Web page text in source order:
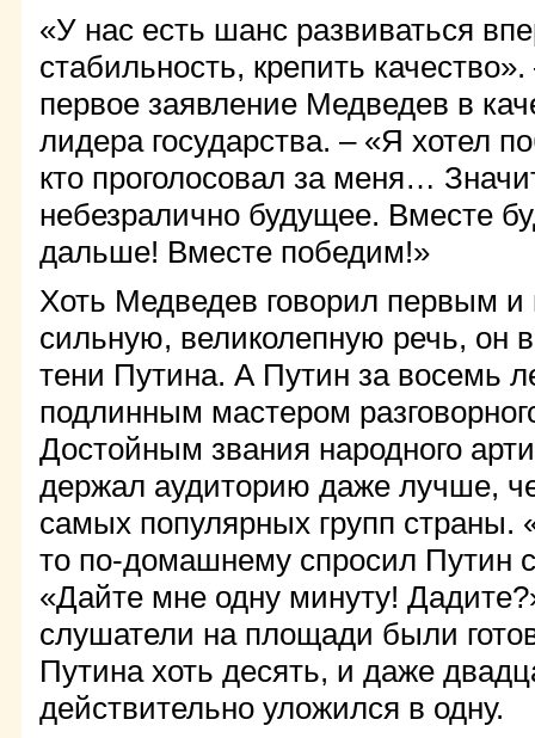
«У нас есть шанс развиваться
стабильность, крепить
первое заявление Медведев в
лидера государства. – «Я хотел
кто проголосовал за меня…
небезралично будущее. Вместе
дальше! Вместе победим!»
Хоть Медведев говорил первым и
сильную, великолепную речь, он
тени Путина. А Путин за восемь
подлинным мастером
Достойным звания народного
держал аудиторию даже лучше,
самых популярных групп страны.
то по-домашнему спросил Путин
«Дайте мне одну минуту!
слушатели на площади были
Путина хоть десять, и даже
действительно уложился в одну.